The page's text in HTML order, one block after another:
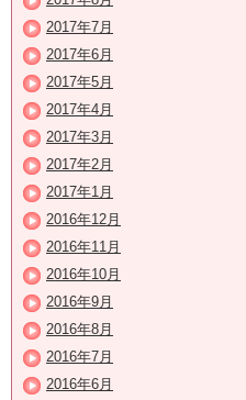
2017年7月
2017年6月
2017年5月
2017年4月
2017年3月
2017年2月
2017年1月
2016年12月
2016年11月
2016年10月
2016年9月
2016年8月
2016年7月
2016年6月